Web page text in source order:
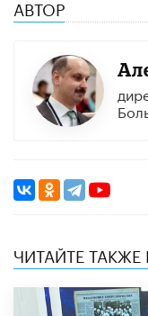
АВТОР
ЧИТАЙТЕ ТАКЖЕ